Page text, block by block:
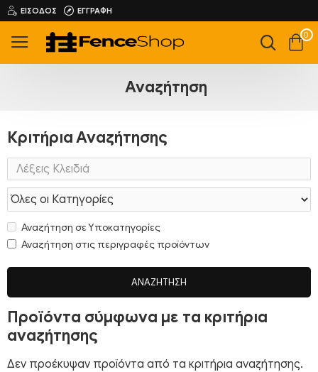
ΕΊΣΟΔΟΣ ΕΓΓΡΑΦΉ
0
Αναζήτηση
Κριτήρια Αναζήτησης
Αναζήτηση σε Υποκατηγορίες
Αναζήτηση στις περιγραφές προϊόντων
ΑΝΑΖΉΤΗΣΗ
Προϊόντα σύμφωνα με τα κριτήρια
αναζήτησης
Δεν προέκυψαν προϊόντα από τα κριτήρια αναζήτησης.